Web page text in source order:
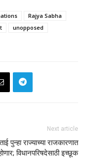
Rajya Sabha
unopposed
Next article
पुन्हा राज्याच्या राजकारणात
विधानपरिषदेसाठी इच्छूक